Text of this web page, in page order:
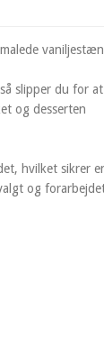
slipper du for
og desserten
hvilket sikrer
og